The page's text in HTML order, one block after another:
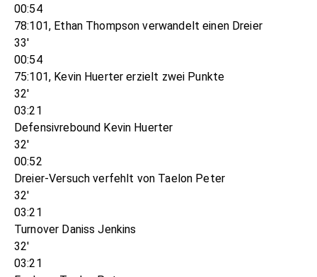
00:54
78:101, Ethan Thompson verwandelt einen Dreier
33'
00:54
75:101, Kevin Huerter erzielt zwei Punkte
32'
03:21
Defensivrebound Kevin Huerter
32'
00:52
Dreier-Versuch verfehlt von Taelon Peter
32'
03:21
Turnover Daniss Jenkins
32'
03:21